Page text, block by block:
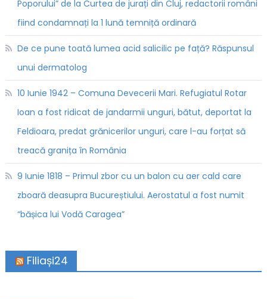
Poporului” de la Curtea de jurați din Cluj, redactorii români
fiind condamnați la 1 lună temniță ordinară
De ce pune toată lumea acid salicilic pe față? Răspunsul
unui dermatolog
10 Iunie 1942 – Comuna Devecerii Mari. Refugiatul Rotar
Ioan a fost ridicat de jandarmii unguri, bătut, deportat la
Feldioara, predat grănicerilor unguri, care l-au forțat să
treacă granița în România
9 Iunie 1818 – Primul zbor cu un balon cu aer cald care
zboară deasupra Bucureștiului. Aerostatul a fost numit
“bășica lui Vodă Caragea”
Filiași24